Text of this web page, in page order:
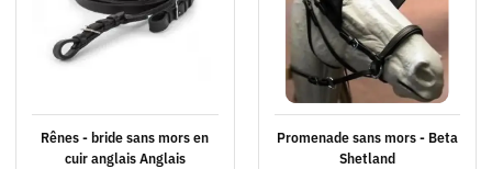
Rênes - bride sans mors en
cuir anglais Anglais
Promenade sans mors - Beta
Shetland